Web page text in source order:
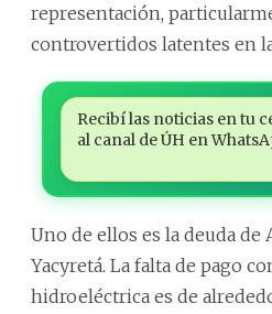
representación,
controvertidos latentes en
Recibí las noticias en tu
al canal de ÚH en
Uno de ellos es la deuda de
Yacyretá. La falta de pago
hidroeléctrica es de